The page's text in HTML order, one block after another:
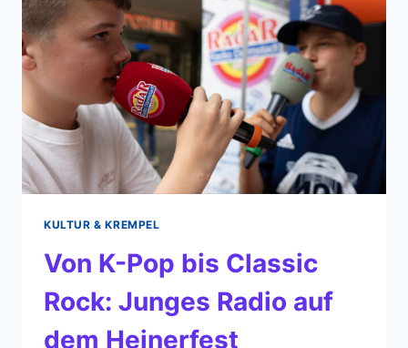
RADIO
KULTUR & KREMPEL
Von K-Pop bis Classic
Rock: Junges Radio auf
dem Heinerfest